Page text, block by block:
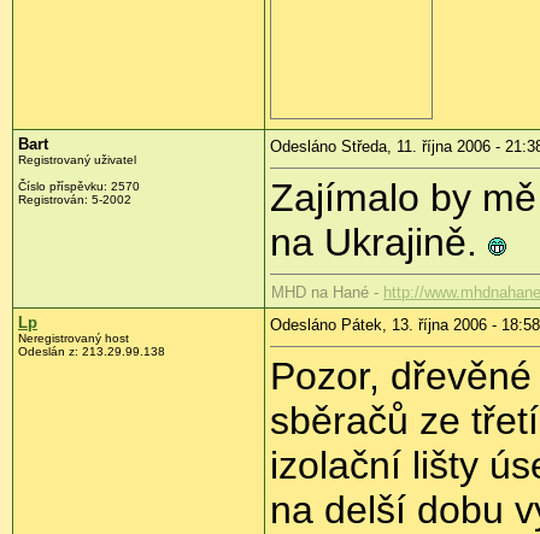
Bart
Registrovaný uživatel
Číslo příspěvku: 2570
Registrován: 5-2002
Odesláno Středa, 11. října 2006 -
Zajímalo by
na Ukrajině.
MHD na Hané - http://
Lp
Neregistrovaný host
Odeslán z: 213.29.99.138
Odesláno Pátek, 13. října 2006 - 18:58
Pozor,
sběračů ze
izolační lišty
na delší dobu